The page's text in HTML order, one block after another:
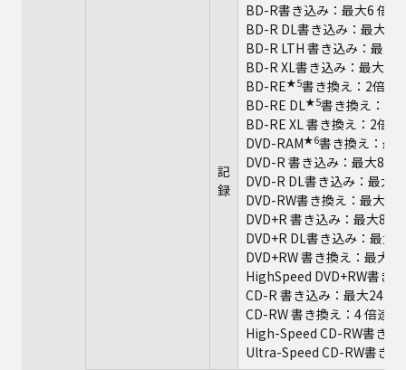
記
録
BD-R書き込み：最大6 倍速
BD-R DL書き込み：最大6
BD-R LTH 書き込み：最大
BD-R XL書き込み：最大4
BD-RE★5書き換え：2倍速
BD-RE DL★5書き換え：2
BD-RE XL 書き換え：2倍速
DVD-RAM★6書き換え：最
DVD-R 書き込み：最大8 倍
DVD-R DL書き込み：最大6
DVD-RW書き換え：最大6
DVD+R 書き込み：最大8 倍
DVD+R DL書き込み：最大6
DVD+RW 書き換え：最大4
HighSpeed DVD+RW書き
CD-R 書き込み：最大24 倍
CD-RW 書き換え：4 倍速
High-Speed CD-RW書き換
Ultra-Speed CD-RW書き